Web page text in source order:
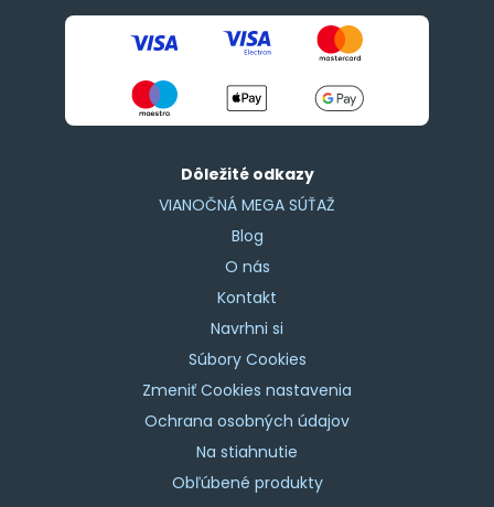
Dôležité odkazy
VIANOČNÁ MEGA SÚŤAŽ
Blog
O nás
Kontakt
Navrhni si
Súbory Cookies
Zmeniť Cookies nastavenia
Ochrana osobných údajov
Na stiahnutie
Obľúbené produkty